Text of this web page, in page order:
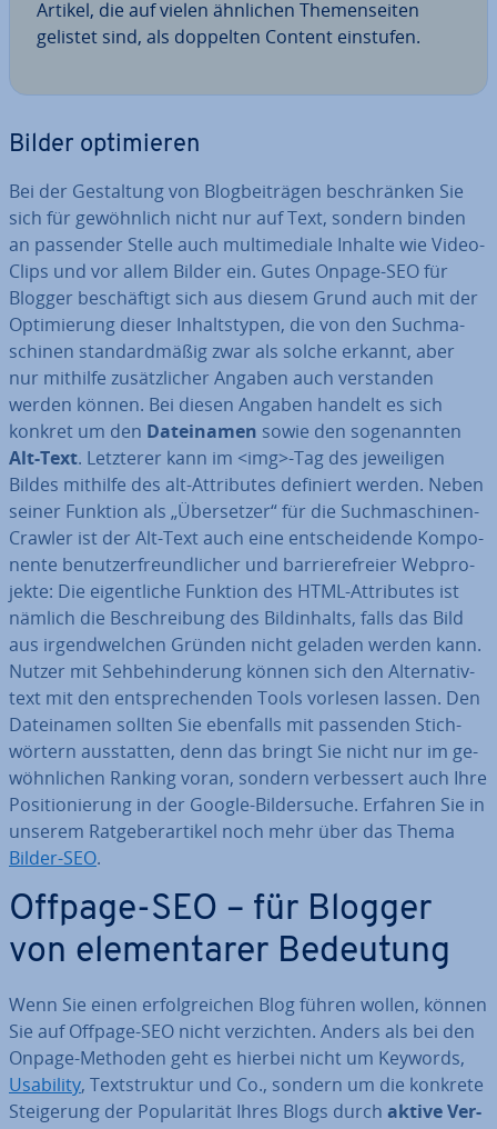
Artikel, die auf vielen ähnlichen The­men­sei­ten
gelistet sind, als doppelten Content einstufen.
Bilder op­ti­mie­ren
Bei der Ge­stal­tung von Blog­bei­trä­gen be­schrän­ken Sie
sich für ge­wöhn­lich nicht nur auf Text, sondern binden
an passender Stelle auch mul­ti­me­dia­le Inhalte wie Video-
Clips und vor allem Bilder ein. Gutes Onpage-SEO für
Blogger be­schäf­tigt sich aus diesem Grund auch mit der
Op­ti­mie­rung dieser In­halts­ty­pen, die von den Such­ma­
schi­nen stan­dard­mä­ßig zwar als solche erkannt, aber
nur mithilfe zu­sätz­li­cher Angaben auch ver­stan­den
werden können. Bei diesen Angaben handelt es sich
konkret um den Da­tei­na­men sowie den so­ge­nann­ten
Alt-Text. Letzterer kann im <img>-Tag des je­wei­li­gen
Bildes mithilfe des alt-At­tri­bu­tes definiert werden. Neben
seiner Funktion als „Über­set­zer“ für die Such­ma­schi­nen-
Crawler ist der Alt-Text auch eine ent­schei­den­de Kom­po­
nen­te be­nut­zer­freund­li­cher und bar­rie­re­frei­er Web­pro­
jek­te: Die ei­gent­li­che Funktion des HTML-At­tri­bu­tes ist
nämlich die Be­schrei­bung des Bild­in­halts, falls das Bild
aus ir­gend­wel­chen Gründen nicht geladen werden kann.
Nutzer mit Seh­be­hin­de­rung können sich den Al­ter­na­tiv­
text mit den ent­spre­chen­den Tools vorlesen lassen. Den
Da­tei­na­men sollten Sie ebenfalls mit passenden Stich­
wör­tern aus­stat­ten, denn das bringt Sie nicht nur im ge­
wöhn­li­chen Ranking voran, sondern ver­bes­sert auch Ihre
Po­si­tio­nie­rung in der Google-Bil­der­su­che. Erfahren Sie in
unserem Rat­ge­ber­ar­ti­kel noch mehr über das Thema
Bilder-SEO.
Offpage-SEO – für Blogger
von ele­men­ta­rer Bedeutung
Wenn Sie einen er­folg­rei­chen Blog führen wollen, können
Sie auf Offpage-SEO nicht ver­zich­ten. Anders als bei den
Onpage-Methoden geht es hierbei nicht um Keywords,
Usability, Text­struk­tur und Co., sondern um die konkrete
Stei­ge­rung der Po­pu­la­ri­tät Ihres Blogs durch aktive Ver­